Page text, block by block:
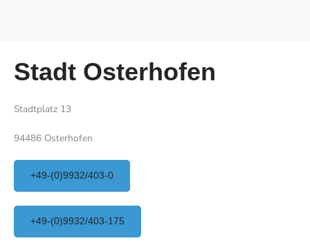
Stadt Osterhofen
Stadtplatz 13
94486 Osterhofen
+49-(0)9932/403-0
+49-(0)9932/403-175